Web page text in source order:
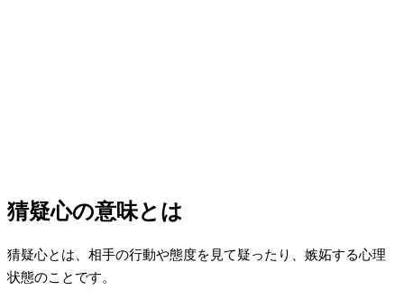
猜疑心の意味とは
猜疑心とは、相手の行動や態度を見て疑ったり、嫉妬する心理
状態のことです。